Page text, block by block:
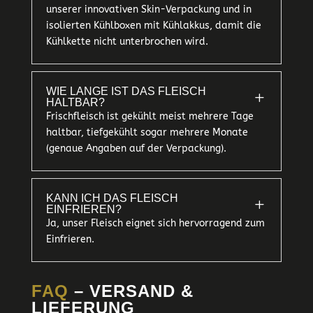
unserer innovativen Skin-Verpackung und in
isolierten Kühlboxen mit Kühlakkus, damit die
Kühlkette nicht unterbrochen wird.
WIE LANGE IST DAS FLEISCH
HALTBAR?
L
Frischfleisch ist gekühlt meist mehrere Tage
haltbar, tiefgekühlt sogar mehrere Monate
(genaue Angaben auf der Verpackung).
KANN ICH DAS FLEISCH
EINFRIEREN?
L
Ja, unser Fleisch eignet sich hervorragend zum
Einfrieren.
FAQ – VERSAND &
LIEFERUNG